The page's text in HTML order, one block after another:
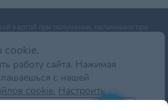
УНП 192636458 | г. Минск, пр-т
5, оф.блок 2 (7 этаж)
работу сайта. Нажимая
с нашей
cookie. Настроить